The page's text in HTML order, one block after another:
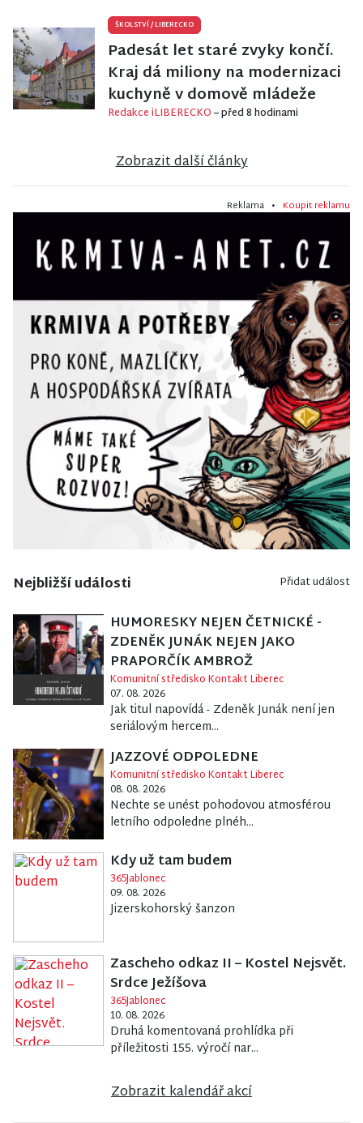
ŠKOLSTVÍ /LIBERECKO
Padesát let staré zvyky končí.
Kraj dá miliony na modernizaci
kuchyně v domově mládeže
Redakce iLIBERECKO– před 8 hodinami
Zobrazit další články
Reklama • Koupit reklamu
Nejbližší události Přidat událost
HUMORESKY NEJEN ČETNICKÉ -
ZDENĚK JUNÁK NEJEN JAKO
PRAPORČÍK AMBROŽ
Komunitní středisko Kontakt Liberec
07. 08. 2026
Jak titul napovídá - Zdeněk Junák není jen
seriálovým hercem...
JAZZOVÉ ODPOLEDNE
Komunitní středisko Kontakt Liberec
08. 08. 2026
Nechte se unést pohodovou atmosférou
letního odpoledne plnéh...
Kdy už tam budem
365Jablonec
09. 08. 2026
Jizerskohorský šanzon
Zascheho odkaz II – Kostel Nejsvět.
Srdce Ježíšova
365Jablonec
10. 08. 2026
Druhá komentovaná prohlídka při
příležitosti 155. výročí nar...
Zobrazit kalendář akcí